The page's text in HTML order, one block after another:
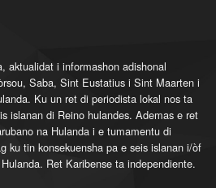
aktualidat i informashon adishonal
Saba, Sint Eustatius i Sint Maarten i
Ku un ret di periodista lokal nos ta
islanan di Reino hulandes. Ademas e ret
na Hulanda i e tumamentu di
ku tin konsekuensha pa e seis islanan i/òf
Ret Karibense ta independiente.